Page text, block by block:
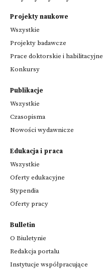
Projekty naukowe
Wszystkie
Projekty badawcze
Prace doktorskie i habilitacyjne
Konkursy
Publikacje
Wszystkie
Czasopisma
Nowości wydawnicze
Edukacja i praca
Wszystkie
Oferty edukacyjne
Stypendia
Oferty pracy
Bulletin
O Biuletynie
Redakcja portalu
Instytucje współpracujące